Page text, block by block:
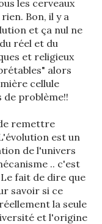
les cerveaux
Bon, il y a
et ça nul ne
réel et du
et religieux
alors
cellule
de problème!!
remettre
est un
de l'univers
.. c'est
fait de dire que
savoir si ce
la seule
et l'origine